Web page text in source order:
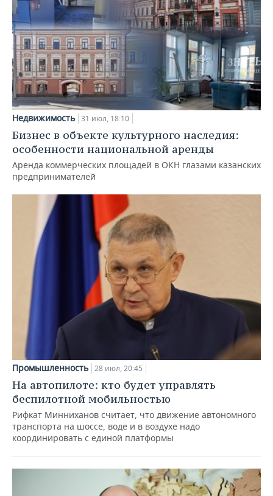
Недвижимость 31 июл, 18:10
Бизнес в объекте культурного наследия:
особенности национальной аренды
Аренда коммерческих площадей в ОКН глазами казанских
предпринимателей
Промышленность 28 июл, 20:45
На автопилоте: кто будет управлять
беспилотной мобильностью
Рифкат Минниханов считает, что движение автономного
транспорта на шоссе, воде и в воздухе надо
координировать с единой платформы